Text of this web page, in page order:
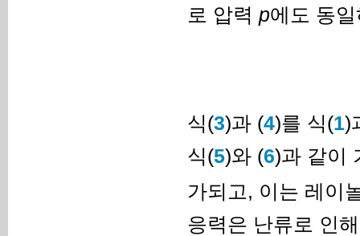
로 압력 p에도 동
식(3)과 (4)를 식(1)
식(5)와 (6)과 같이
가되고, 이는 레이
응력은 난류로 인